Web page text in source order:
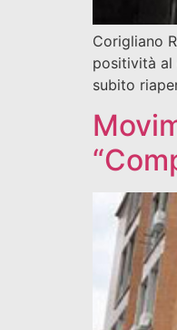
Corigliano
positività al
subito